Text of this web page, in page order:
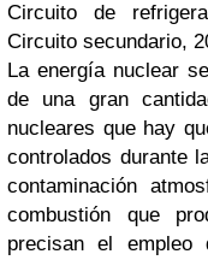
Circuito de
Circuito secundario,
La energía nuclear
de una gran
nucleares que hay
controlados durante
contaminación
combustión que
precisan el empleo